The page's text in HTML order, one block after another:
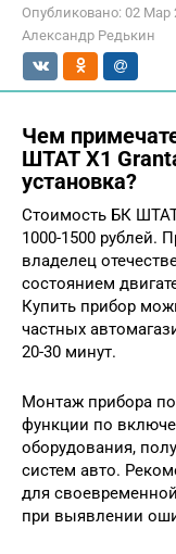
Опубликовано: 02 Мар
Александр Редькин
Чем
ШТАТ X1
установка?
Стоимость БК ШТАТ
1000-1500 рублей.
владелец
состоянием
Купить прибор
частных
20-30 минут.
Монтаж прибора
функции по
оборудования,
систем авто.
для
при выявлении